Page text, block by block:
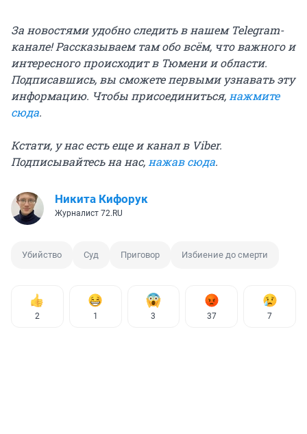
За новостями удобно следить в нашем Telegram-
канале! Рассказываем там обо всём, что важного и
интересного происходит в Тюмени и области.
Подписавшись, вы сможете первыми узнавать эту
информацию. Чтобы присоединиться,нажмите
сюда.
Кстати, у нас есть еще и канал в Viber.
Подписывайтесь на нас,нажав сюда.
Никита Кифорук
Журналист 72.RU
Убийство Суд Приговор Избиение до смерти
2 1 3 37 7